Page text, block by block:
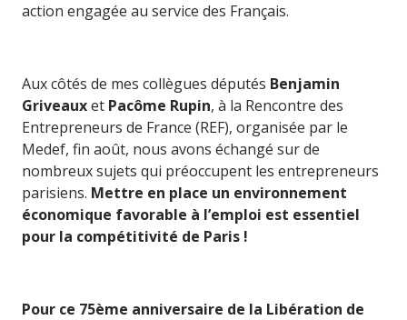
action engagée au service des Français.
Aux côtés de mes collègues députés Benjamin
Griveauxet Pacôme Rupin, à la Rencontre des
Entrepreneurs de France (REF), organisée par le
Medef, fin août, nous avons échangé sur de
nombreux sujets qui préoccupent les entrepreneurs
parisiens. Mettre en place un environnement
économique favorable à l’emploi est essentiel
pour la compétitivité de Paris !
Pour ce 75ème anniversaire de la Libération de